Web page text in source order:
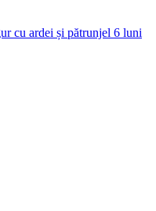
cu ardei și pătrunjel 6 luni